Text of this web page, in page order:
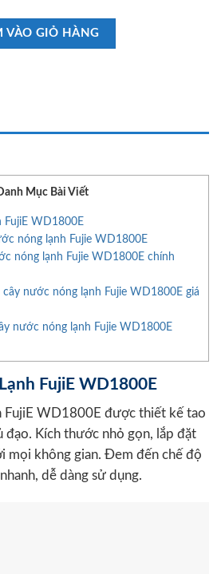
WD1800E số lượng
VÀO GIỎ HÀNG
Mục Bài Viết
FujiE WD1800E
nóng lạnh Fujie WD1800E
nóng lạnh Fujie WD1800E chính
nước nóng lạnh Fujie WD1800E giá
nước nóng lạnh Fujie WD1800E
FujiE WD1800E
FujiE WD1800E được thiết kế tao
đạo. Kích thước nhỏ gọn, lắp đặt
mọi không gian. Đem đến chế độ
dễ dàng sử dụng.